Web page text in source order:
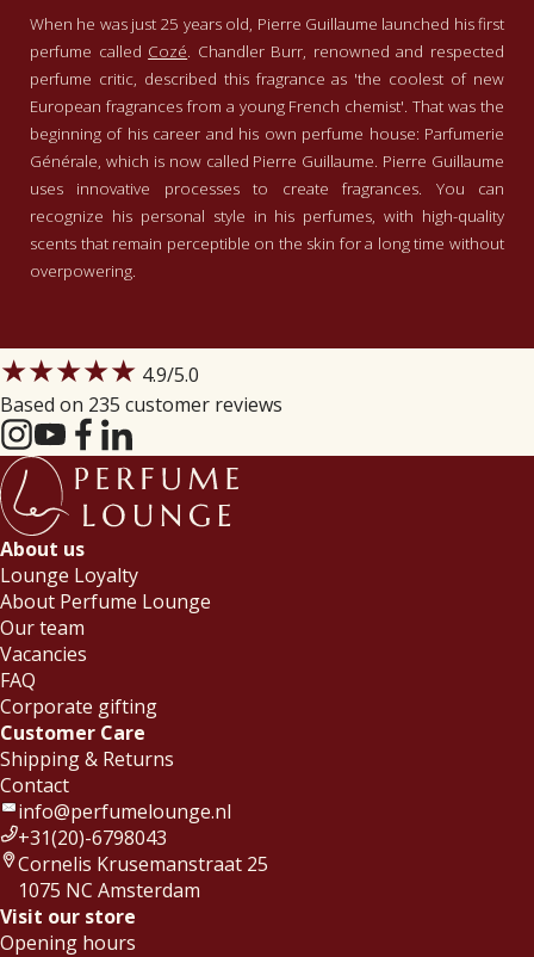
When he was just 25 years old, Pierre Guillaume launched his first
perfume called Cozé. Chandler Burr, renowned and respected
perfume critic, described this fragrance as 'the coolest of new
European fragrances from a young French chemist'. That was the
beginning of his career and his own perfume house: Parfumerie
Générale, which is now called Pierre Guillaume. Pierre Guillaume
uses innovative processes to create fragrances. You can
recognize his personal style in his perfumes, with high-quality
scents that remain perceptible on the skin for a long time without
overpowering.
★★★★★ 4.9/5.0
Based on 235 customer reviews
About us
Lounge Loyalty
About Perfume Lounge
Our team
Vacancies
FAQ
Corporate gifting
Customer Care
Shipping & Returns
Contact
info@perfumelounge.nl
+31(20)-6798043
Cornelis Krusemanstraat 25
1075 NC Amsterdam
Visit our store
Opening hours